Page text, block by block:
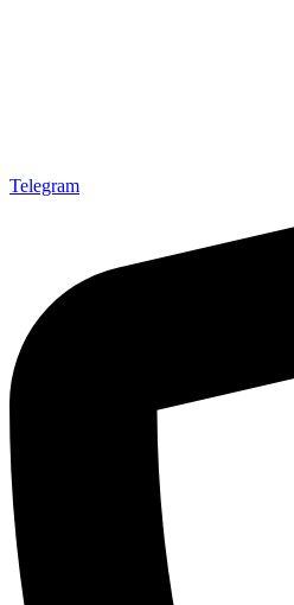
Telegram